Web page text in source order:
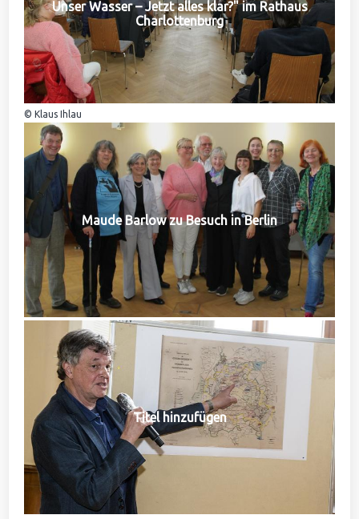
Unser Wasser – Jetzt alles klar?" im Rathaus
Charlottenburg
© Klaus Ihlau
Maude Barlow zu Besuch in Berlin
Titel hinzufügen